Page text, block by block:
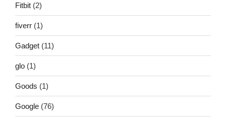
Fitbit (2)
fiverr (1)
Gadget (11)
glo (1)
Goods (1)
Google (76)